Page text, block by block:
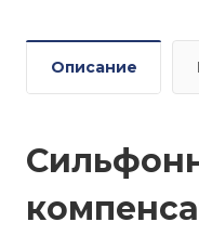
Описание